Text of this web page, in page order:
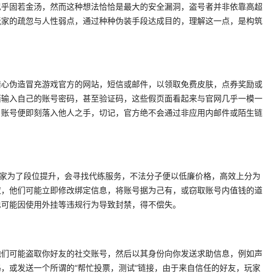
固若金汤，然而这种想法恰恰是最大的安全漏洞，盗号者并非依靠高超
的疏忽与人性弱点，通过种种伪装手段达成目的，理解这一点，是构筑
伪造冒充游戏官方的网站，短信或邮件，以领取免费皮肤，点券奖励或
入自己的账号密码，甚至验证码，这些假页面看起来与官网几乎一模一
号便即刻落入他人之手，切记，官方绝不会通过非应用内邮件或陌生链
为了段位提升，会寻找代练服务，不法分子便以低廉价格，高效上分为
他们可能立即修改绑定信息，将账号据为己有，或窃取账号内值钱的道
能因使用外挂等违规行为导致封禁，得不偿失。
可能盗取你好友的社交账号，然后以其身份向你发送求助信息，例如声
或发送一个所谓的“帮忙投票，测试”链接，由于来自信任的好友，玩家